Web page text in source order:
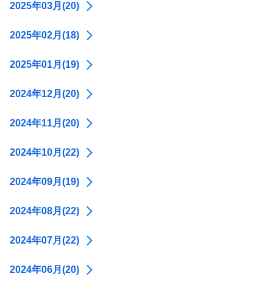
2025年03月(20)
2025年02月(18)
2025年01月(19)
2024年12月(20)
2024年11月(20)
2024年10月(22)
2024年09月(19)
2024年08月(22)
2024年07月(22)
2024年06月(20)